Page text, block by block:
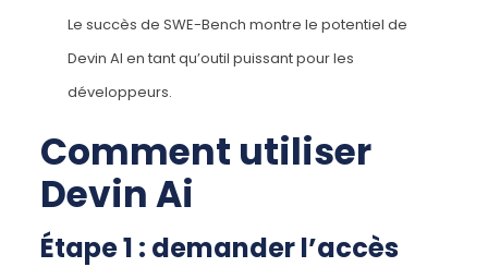
Le succès de SWE-Bench montre le potentiel de
Devin AI en tant qu’outil puissant pour les
développeurs.
Comment utiliser
Devin Ai
Étape 1 : demander l’accès